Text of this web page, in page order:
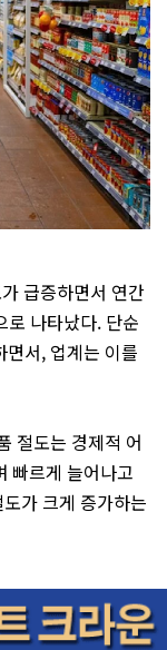
급증하면서 연간
로 나타났다. 단순
서, 업계는 이를
절도는 경제적 어
빠르게 늘어나고
가 크게 증가하는